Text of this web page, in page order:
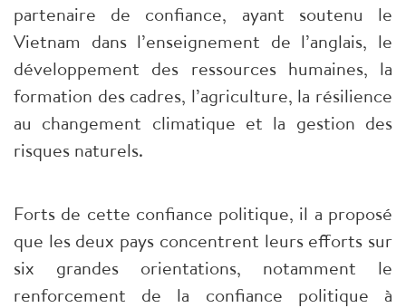
partenaire de confiance, ayant soutenu le
Vietnam dans l’enseignement de l’anglais, le
développement des ressources humaines, la
formation des cadres, l’agriculture, la résilience
au changement climatique et la gestion des
risques naturels.
Forts de cette confiance politique, il a proposé
que les deux pays concentrent leurs efforts sur
six grandes orientations, notamment le
renforcement de la confiance politique à